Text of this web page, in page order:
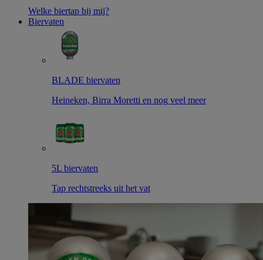
Welke biertap bij mij?
Biervaten
BLADE biervaten
Heineken, Birra Moretti en nog veel meer
5L biervaten
Tap rechtstreeks uit het vat